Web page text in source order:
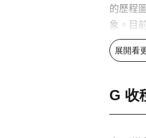
3.潛能
在程式
民眾對
具體而
藉由數
他們更
的歷程
象。目
本專案
展開看
G 收